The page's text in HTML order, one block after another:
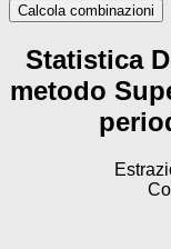
Calcola combinazioni
Statistica
metodo